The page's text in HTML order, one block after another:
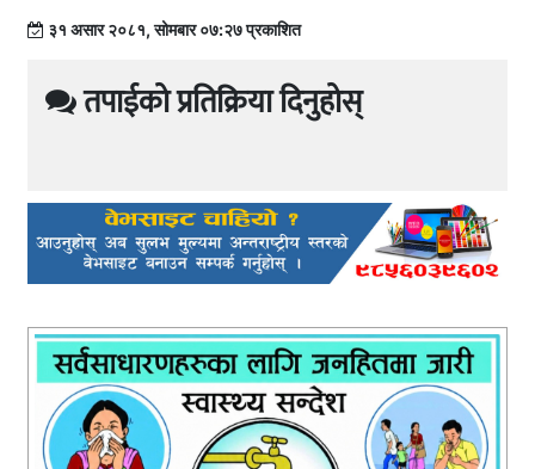
३१ असार २०८१, सोमबार ०७:२७ प्रकाशित
तपाईको प्रतिक्रिया दिनुहोस्